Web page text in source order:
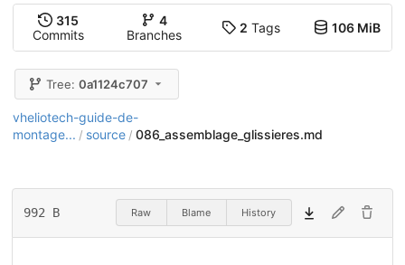
315
Commits
4
Branches
2 Tags 106 MiB
Tree:0a1124c707
vheliotech-guide-de-
montage... / source / 086_assemblage_glissieres.md
992 B Raw Blame History